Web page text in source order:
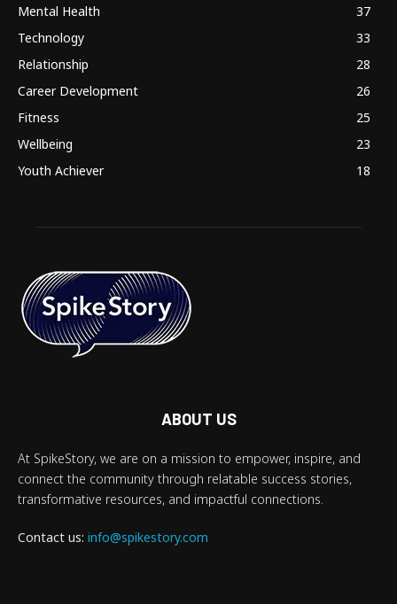
Mental Health
37
Technology
33
Relationship
28
Career Development
26
Fitness
25
Wellbeing
23
Youth Achiever
18
ABOUT US
At SpikeStory, we are on a mission to empower, inspire, and
connect the community through relatable success stories,
transformative resources, and impactful connections.
Contact us: info@spikestory.com